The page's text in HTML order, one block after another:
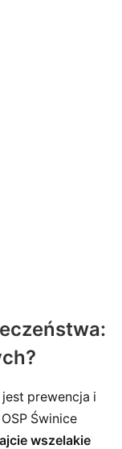
prewencja i
Świnice
wszelakie